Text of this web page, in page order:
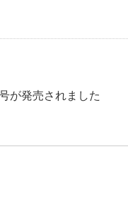
が発売されました